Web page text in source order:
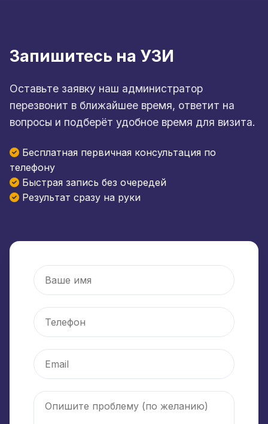
Запишитесь на УЗИ
Оставьте заявку наш администратор
перезвонит в ближайшее время, ответит на
вопросы и подберёт удобное время для визита.
Бесплатная первичная консультация по
телефону
Быстрая запись без очередей
Результат сразу на руки